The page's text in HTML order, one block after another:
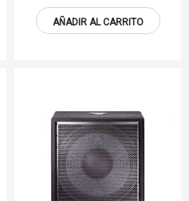
AÑADIR AL CARRITO